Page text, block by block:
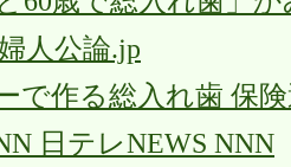
人公論.jp
で作る総入れ歯 保
日テレNEWS NNN